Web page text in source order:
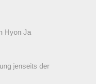
Hyon Ja
jenseits der